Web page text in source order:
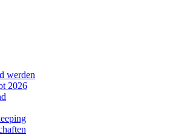
werden
2026